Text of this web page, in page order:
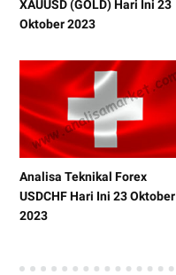
XAUUSD (GOLD) Hari Ini 23
Oktober 2023
Analisa Teknikal Forex
USDCHF Hari Ini 23 Oktober
2023